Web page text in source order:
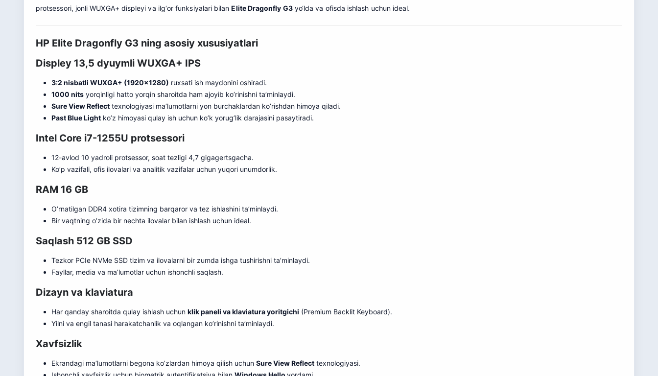
protsessori, jonli WUXGA+ displeyi va ilg‘or funksiyalari bilanElite Dragonfly G3yo‘lda va ofisda ishlash uchun ideal.
HP Elite Dragonfly G3 ning asosiy xususiyatlari
Displey 13,5 dyuymli WUXGA+ IPS
3:2 nisbatli WUXGA+ (1920×1280) ruxsati ish maydonini oshiradi.
1000 nits yorqinligi hatto yorqin sharoitda ham ajoyib ko’rinishni ta’minlaydi.
Sure View Reflect texnologiyasi ma’lumotlarni yon burchaklardan ko’rishdan himoya qiladi.
Past Blue Light ko’z himoyasi qulay ish uchun ko’k yorug’lik darajasini pasaytiradi.
Intel Core i7-1255U protsessori
12-avlod 10 yadroli protsessor, soat tezligi 4,7 gigagertsgacha.
Ko’p vazifali, ofis ilovalari va analitik vazifalar uchun yuqori unumdorlik.
RAM 16 GB
O’rnatilgan DDR4 xotira tizimning barqaror va tez ishlashini ta’minlaydi.
Bir vaqtning o’zida bir nechta ilovalar bilan ishlash uchun ideal.
Saqlash 512 GB SSD
Tezkor PCIe NVMe SSD tizim va ilovalarni bir zumda ishga tushirishni ta’minlaydi.
Fayllar, media va ma’lumotlar uchun ishonchli saqlash.
Dizayn va klaviatura
Har qanday sharoitda qulay ishlash uchun klik paneli va klaviatura yoritgichi (Premium Backlit Keyboard).
Yilni va engil tanasi harakatchanlik va oqlangan ko’rinishni ta’minlaydi.
Xavfsizlik
Ekrandagi ma’lumotlarni begona ko’zlardan himoya qilish uchun Sure View Reflect texnologiyasi.